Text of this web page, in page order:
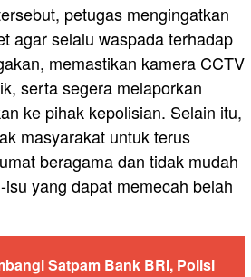
petugas mengingatkan
agar selalu waspada terhadap
memastikan kamera CCTV
serta segera melaporkan
ke pihak kepolisian. Selain itu,
masyarakat untuk terus
beragama dan tidak mudah
yang dapat memecah belah
Satpam Bank BRI, Polisi